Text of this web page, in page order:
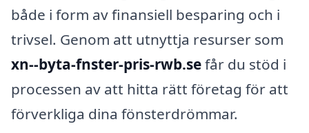
både i form av finansiell besparing och i
trivsel. Genom att utnyttja resurser som
xn--byta-fnster-pris-rwb.sefår du stöd i
processen av att hitta rätt företag för att
förverkliga dina fönsterdrömmar.